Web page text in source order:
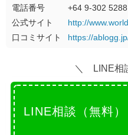
電話番号
+64 9-302 5288
公式サイト
http://
口コミサイト
https://
＼ LINE相
LINE相談（無料）